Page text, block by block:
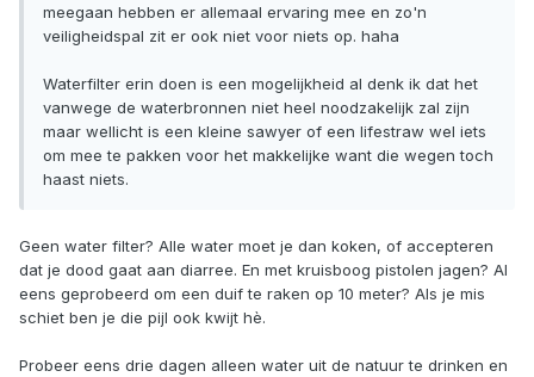
meegaan hebben er allemaal ervaring mee en zo'n
veiligheidspal zit er ook niet voor niets op. haha
Waterfilter erin doen is een mogelijkheid al denk ik dat het
vanwege de waterbronnen niet heel noodzakelijk zal zijn
maar wellicht is een kleine sawyer of een lifestraw wel iets
om mee te pakken voor het makkelijke want die wegen toch
haast niets.
Geen water filter? Alle water moet je dan koken, of accepteren
dat je dood gaat aan diarree. En met kruisboog pistolen jagen? Al
eens geprobeerd om een duif te raken op 10 meter? Als je mis
schiet ben je die pijl ook kwijt hè.
Probeer eens drie dagen alleen water uit de natuur te drinken en